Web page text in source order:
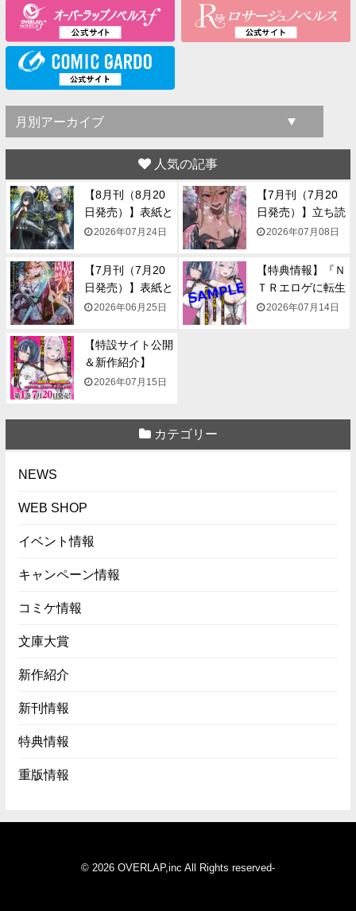
人気の記事
【8月刊（8月20
日発売）】表紙と
一...2026年07月24日
【7月刊（7月20
日発売）】立ち読
み...2026年07月08日
【7月刊（7月20
日発売）】表紙と
一...2026年06月25日
【特典情報】『Ｎ
ＴＲエロゲに転生
して...
2026年07月14日
【特設サイト公開
＆新作紹介】
『NTR...
2026年07月15日
カテゴリー
NEWS
WEB SHOP
イベント情報
キャンペーン情報
コミケ情報
文庫大賞
新作紹介
新刊情報
特典情報
重版情報
© 2026 OVERLAP,inc All Rights reserved-